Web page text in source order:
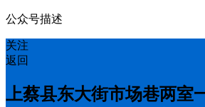
公众号描述
关注
返回
上蔡县东大街市场巷两室